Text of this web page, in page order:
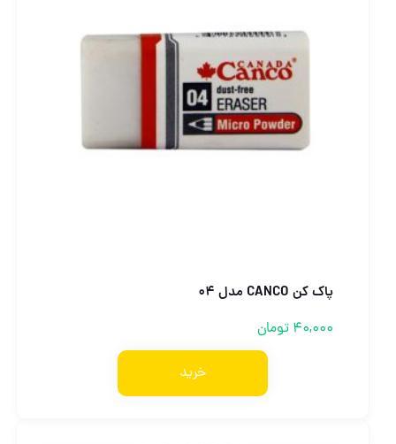
پاک کن CANCO مدل ۰4
40,000 تومان
خرید